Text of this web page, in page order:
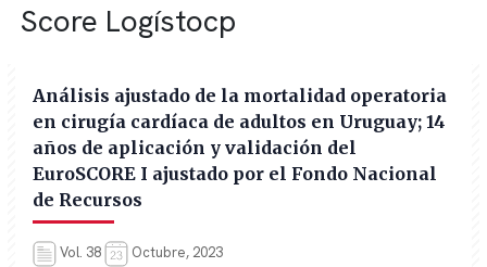
Score Logístocp
Análisis ajustado de la mortalidad operatoria
en cirugía cardíaca de adultos en Uruguay; 14
años de aplicación y validación del
EuroSCORE I ajustado por el Fondo Nacional
de Recursos
Vol. 38 Octubre, 2023